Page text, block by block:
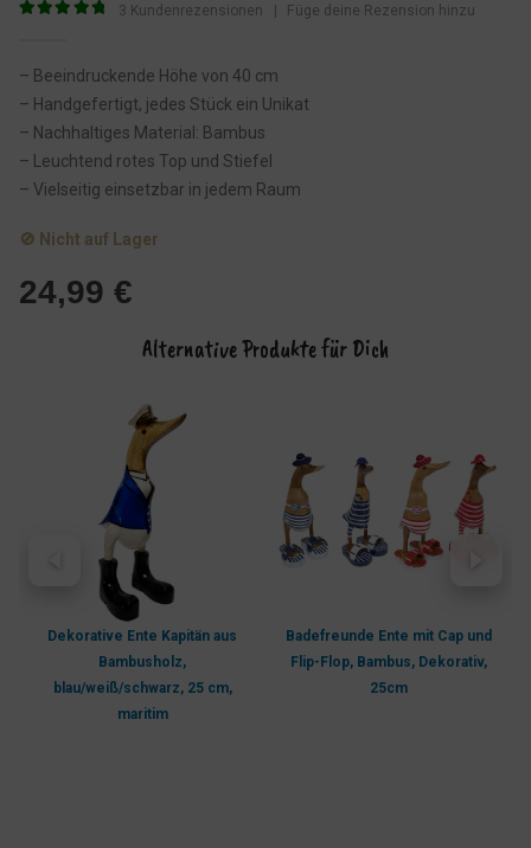
3 Kundenrezensionen | Füge deine Rezension hinzu
– Beeindruckende Höhe von 40 cm
– Handgefertigt, jedes Stück ein Unikat
– Nachhaltiges Material: Bambus
– Leuchtend rotes Top und Stiefel
– Vielseitig einsetzbar in jedem Raum
🚫 Nicht auf Lager
24,99 €
Alternative Produkte für Dich
Dekorative Ente Kapitän aus
Bambusholz,
blau/weiß/schwarz, 25 cm,
maritim
Badefreunde Ente mit Cap und
Flip-Flop, Bambus, Dekorativ,
25cm